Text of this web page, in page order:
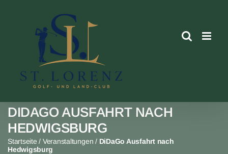
DIDAGO AUSFAHRT NACH
HEDWIGSBURG
Startseite / Veranstaltungen / DiDaGo Ausfahrt nach
Hedwigsburg